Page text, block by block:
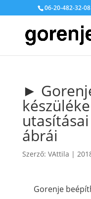
06-20-482-32-08
►
ábrái
Szerző: VAttila |
Gorenje